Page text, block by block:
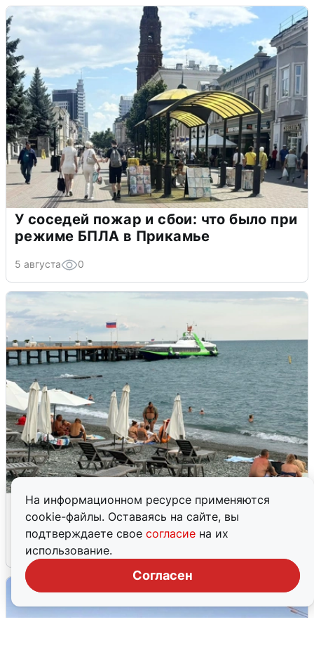
На информационном ресурсе применяются
cookie-файлы. Оставаясь на сайте, вы
подтверждаете свое согласие на их
использование.
Согласен
У соседей пожар и сбои: что было при
режиме БПЛА в Прикамье
5 августа 0
Жители и туристы Сочи рассказали
об атаке БПЛА 5 августа
5 августа 0